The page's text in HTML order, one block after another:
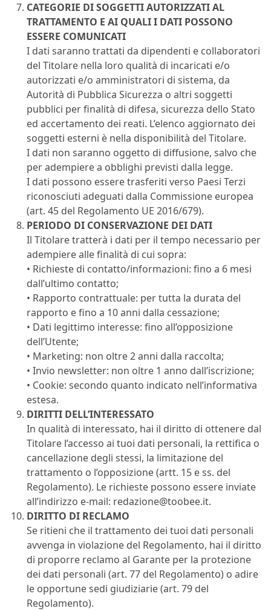
CATEGORIE DI SOGGETTI AUTORIZZATI AL
TRATTAMENTO E AI QUALI I DATI POSSONO
ESSERE COMUNICATI
I dati saranno trattati da dipendenti e collaboratori
del Titolare nella loro qualità di incaricati e/o
autorizzati e/o amministratori di sistema, da
Autorità di Pubblica Sicurezza o altri soggetti
pubblici per finalità di difesa, sicurezza dello Stato
ed accertamento dei reati. L’elenco aggiornato dei
soggetti esterni è nella disponibilità del Titolare.
I dati non saranno oggetto di diffusione, salvo che
per adempiere a obblighi previsti dalla legge.
I dati possono essere trasferiti verso Paesi Terzi
riconosciuti adeguati dalla Commissione europea
(art. 45 del Regolamento UE 2016/679).
PERIODO DI CONSERVAZIONE DEI DATI
Il Titolare tratterà i dati per il tempo necessario per
adempiere alle finalità di cui sopra:
• Richieste di contatto/informazioni: fino a 6 mesi
dall’ultimo contatto;
• Rapporto contrattuale: per tutta la durata del
rapporto e fino a 10 anni dalla cessazione;
• Dati legittimo interesse: fino all’opposizione
dell’Utente;
• Marketing: non oltre 2 anni dalla raccolta;
• Invio newsletter: non oltre 1 anno dall’iscrizione;
• Cookie: secondo quanto indicato nell’informativa
estesa.
DIRITTI DELL’INTERESSATO
In qualità di interessato, hai il diritto di ottenere dal
Titolare l’accesso ai tuoi dati personali, la rettifica o
cancellazione degli stessi, la limitazione del
trattamento o l’opposizione (artt. 15 e ss. del
Regolamento). Le richieste possono essere inviate
all’indirizzo e-mail: redazione@toobee.it.
DIRITTO DI RECLAMO
Se ritieni che il trattamento dei tuoi dati personali
avvenga in violazione del Regolamento, hai il diritto
di proporre reclamo al Garante per la protezione
dei dati personali (art. 77 del Regolamento) o adire
le opportune sedi giudiziarie (art. 79 del
Regolamento).